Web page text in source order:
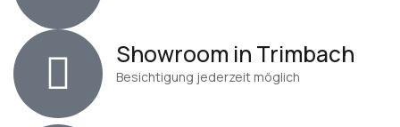
Showroom in Trimbach
Besichtigung jederzeit möglich